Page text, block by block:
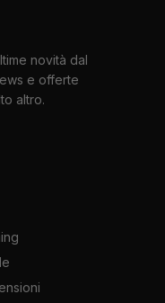
novità dal
e offerte
altro.